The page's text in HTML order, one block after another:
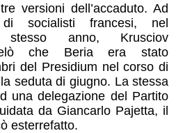
versioni dell’accaduto. Ad
socialisti francesi, nel
anno, Krusciov
che Beria era stato
del Presidium nel corso di
seduta di giugno. La stessa
una delegazione del Partito
da Giancarlo Pajetta, il
esterrefatto.